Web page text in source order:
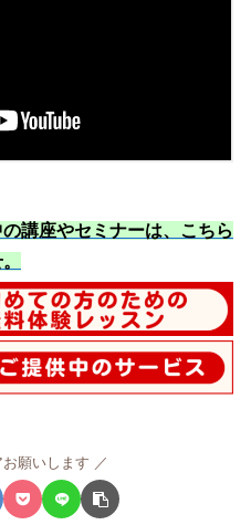
講座やセミナーは、こちら
。
願いします